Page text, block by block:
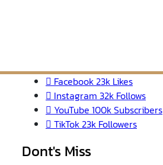
Facebook23k Likes
Instagram 32k Follows
YouTube 100kSubscribers
TikTok23k Followers
Dont's Miss